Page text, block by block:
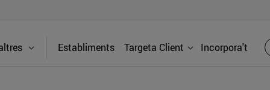
Establiments Targeta Client Incorpora't